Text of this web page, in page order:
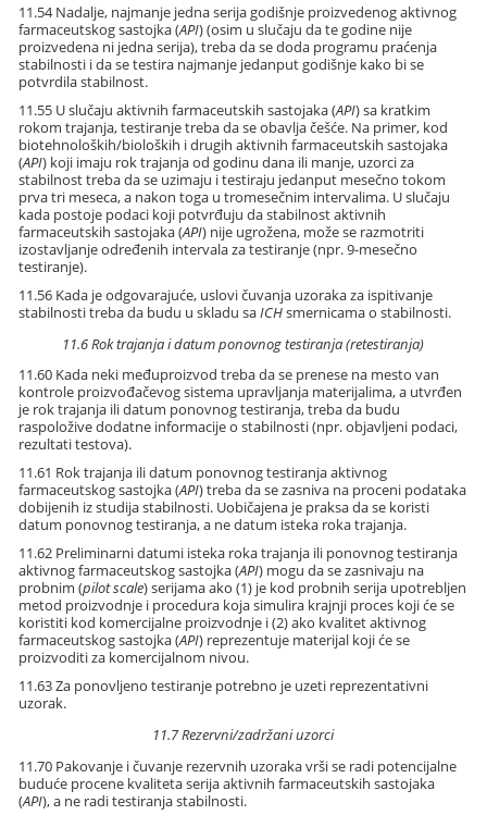
11.54 Nadalje, najmanje jedna serija godišnje proizvedenog aktivnog
farmaceutskog sastojka (API) (osim u slučaju da te godine nije
proizvedena ni jedna serija), treba da se doda programu praćenja
stabilnosti i da se testira najmanje jedanput godišnje kako bi se
potvrdila stabilnost.
11.55 U slučaju aktivnih farmaceutskih sastojaka (API) sa kratkim
rokom trajanja, testiranje treba da se obavlja češće. Na primer, kod
biotehnoloških/bioloških i drugih aktivnih farmaceutskih sastojaka
(API) koji imaju rok trajanja od godinu dana ili manje, uzorci za
stabilnost treba da se uzimaju i testiraju jedanput mesečno tokom
prva tri meseca, a nakon toga u tromesečnim intervalima. U slučaju
kada postoje podaci koji potvrđuju da stabilnost aktivnih
farmaceutskih sastojaka (API) nije ugrožena, može se razmotriti
izostavljanje određenih intervala za testiranje (npr. 9-mesečno
testiranje).
11.56 Kada je odgovarajuće, uslovi čuvanja uzoraka za ispitivanje
stabilnosti treba da budu u skladu saICHsmernicama o stabilnosti.
11.6 Rok trajanja i datum ponovnog testiranja (retestiranja)
11.60 Kada neki međuproizvod treba da se prenese na mesto van
kontrole proizvođačevog sistema upravljanja materijalima, a utvrđen
je rok trajanja ili datum ponovnog testiranja, treba da budu
raspoložive dodatne informacije o stabilnosti (npr. objavljeni podaci,
rezultati testova).
11.61 Rok trajanja ili datum ponovnog testiranja aktivnog
farmaceutskog sastojka (API) treba da se zasniva na proceni podataka
dobijenih iz studija stabilnosti. Uobičajena je praksa da se koristi
datum ponovnog testiranja, a ne datum isteka roka trajanja.
11.62 Preliminarni datumi isteka roka trajanja ili ponovnog testiranja
aktivnog farmaceutskog sastojka (API) mogu da se zasnivaju na
probnim (pilot scale) serijama ako (1) je kod probnih serija upotrebljen
metod proizvodnje i procedura koja simulira krajnji proces koji će se
koristiti kod komercijalne proizvodnje i (2) ako kvalitet aktivnog
farmaceutskog sastojka (API) reprezentuje materijal koji će se
proizvoditi za komercijalnom nivou.
11.63 Za ponovljeno testiranje potrebno je uzeti reprezentativni
uzorak.
11.7 Rezervni/zadržani uzorci
11.70 Pakovanje i čuvanje rezervnih uzoraka vrši se radi potencijalne
buduće procene kvaliteta serija aktivnih farmaceutskih sastojaka
(API), a ne radi testiranja stabilnosti.